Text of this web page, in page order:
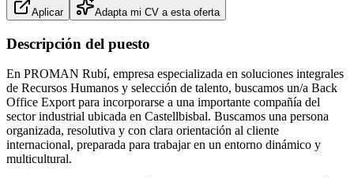
Aplicar Adapta mi CV a esta oferta
Descripción del puesto
En PROMAN Rubí, empresa especializada en soluciones integrales
de Recursos Humanos y selección de talento, buscamos un/a Back
Office Export para incorporarse a una importante compañía del
sector industrial ubicada en Castellbisbal. Buscamos una persona
organizada, resolutiva y con clara orientación al cliente
internacional, preparada para trabajar en un entorno dinámico y
multicultural.